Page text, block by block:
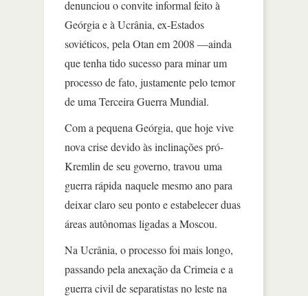
denunciou o convite informal feito à
Geórgia e à Ucrânia, ex-Estados
soviéticos, pela Otan em 2008 —ainda
que tenha tido sucesso para minar um
processo de fato, justamente pelo temor
de uma Terceira Guerra Mundial.
Com a pequena Geórgia, que hoje vive
nova crise devido às inclinações pró-
Kremlin de seu governo, travou uma
guerra rápida naquele mesmo ano para
deixar claro seu ponto e estabelecer duas
áreas autônomas ligadas a Moscou.
Na Ucrânia, o processo foi mais longo,
passando pela anexação da Crimeia e a
guerra civil de separatistas no leste na